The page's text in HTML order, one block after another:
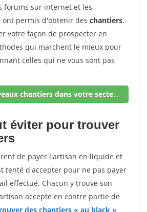
forums sur internet et les
ont permis d'obtenir des chantiers,
votre façon de prospecter en
qui marchent le mieux pour
celles qui ne vous sont pas
Trouver de nouveaux chantiers dans votre secteur !
éviter pour trouver
de payer l'artisan en liquide et
tenté d'accepter pour ne pas payer
effectué. Chacun y trouve son
accepte en contre partie de
des chantiers « au black »